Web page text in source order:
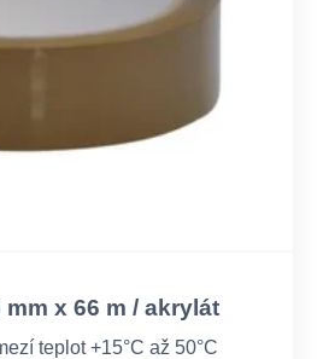
x 66 m / akrylát
teplot +15°C až 50°C